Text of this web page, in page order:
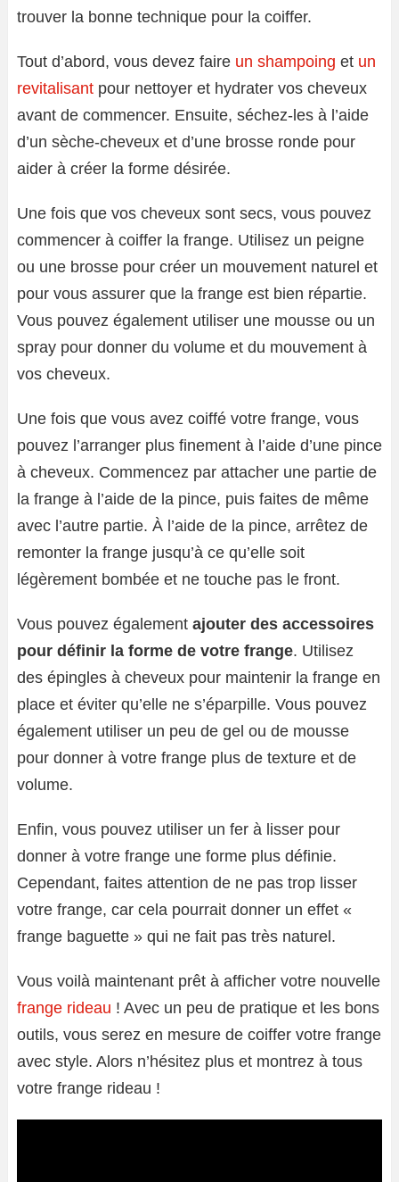
trouver la bonne technique pour la coiffer.
Tout d’abord, vous devez faire un shampoing et un
revitalisant pour nettoyer et hydrater vos cheveux
avant de commencer. Ensuite, séchez-les à l’aide
d’un sèche-cheveux et d’une brosse ronde pour
aider à créer la forme désirée.
Une fois que vos cheveux sont secs, vous pouvez
commencer à coiffer la frange. Utilisez un peigne
ou une brosse pour créer un mouvement naturel et
pour vous assurer que la frange est bien répartie.
Vous pouvez également utiliser une mousse ou un
spray pour donner du volume et du mouvement à
vos cheveux.
Une fois que vous avez coiffé votre frange, vous
pouvez l’arranger plus finement à l’aide d’une pince
à cheveux. Commencez par attacher une partie de
la frange à l’aide de la pince, puis faites de même
avec l’autre partie. À l’aide de la pince, arrêtez de
remonter la frange jusqu’à ce qu’elle soit
légèrement bombée et ne touche pas le front.
Vous pouvez également ajouter des accessoires
pour définir la forme de votre frange. Utilisez
des épingles à cheveux pour maintenir la frange en
place et éviter qu’elle ne s’éparpille. Vous pouvez
également utiliser un peu de gel ou de mousse
pour donner à votre frange plus de texture et de
volume.
Enfin, vous pouvez utiliser un fer à lisser pour
donner à votre frange une forme plus définie.
Cependant, faites attention de ne pas trop lisser
votre frange, car cela pourrait donner un effet «
frange baguette » qui ne fait pas très naturel.
Vous voilà maintenant prêt à afficher votre nouvelle
frange rideau ! Avec un peu de pratique et les bons
outils, vous serez en mesure de coiffer votre frange
avec style. Alors n’hésitez plus et montrez à tous
votre frange rideau !